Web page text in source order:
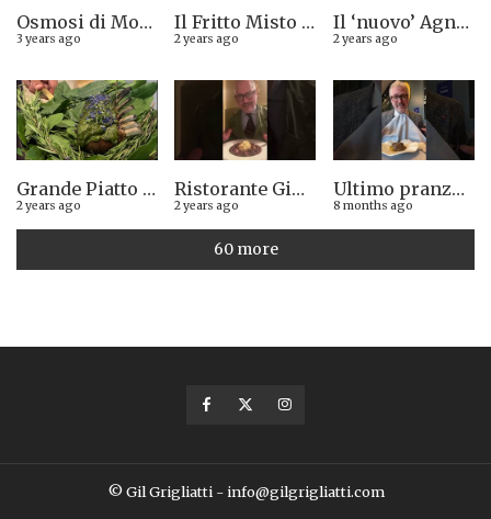
Osmosi di Montepulciano nuova stella Michelin. Avevamo visto lungo il 14.08.2023
3 years ago
Il Fritto Misto del Centro di Priocca
2 years ago
Il ‘nuovo’ Agnolotto di Torino del Mago Rabin
2 years ago
Grande Piatto al rist. Quintilio di Altare SV: Carrè di agnello in crosta di erbe aromatiche liguri
2 years ago
Ristorante Giglio di Lucca. Stella Michelin sì o no?
2 years ago
Ultimo pranzo torinese al ristorante Casa Vicina. 13/12/2025
8 months ago
60 more
© Gil Grigliatti - info@gilgrigliatti.com